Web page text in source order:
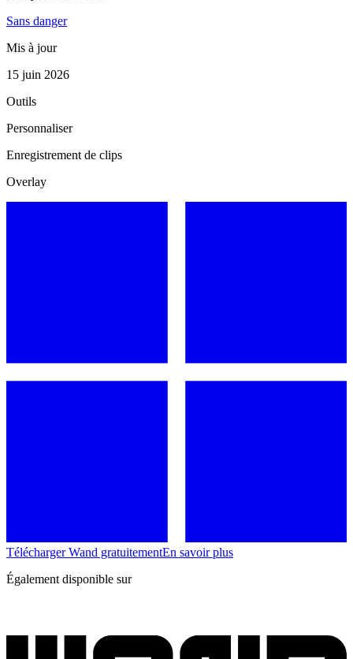
Sans danger
Mis à jour
15 juin 2026
Outils
Personnaliser
Enregistrement de clips
Overlay
Télécharger Wand gratuitementEn savoir plus
Également disponible sur